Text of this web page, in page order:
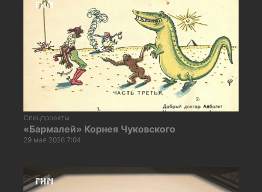
Спецпроекты
«Бармалей» Корнея Чуковского
29 мая 2026 7:04